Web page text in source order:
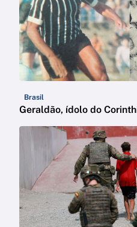
Brasil
Geraldão, ídolo do